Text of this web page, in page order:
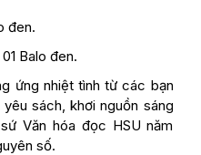
đen.
Balo đen.
ứng nhiệt tình từ các bạn
sách, khơi nguồn sáng
Văn hóa đọc HSU năm
số.